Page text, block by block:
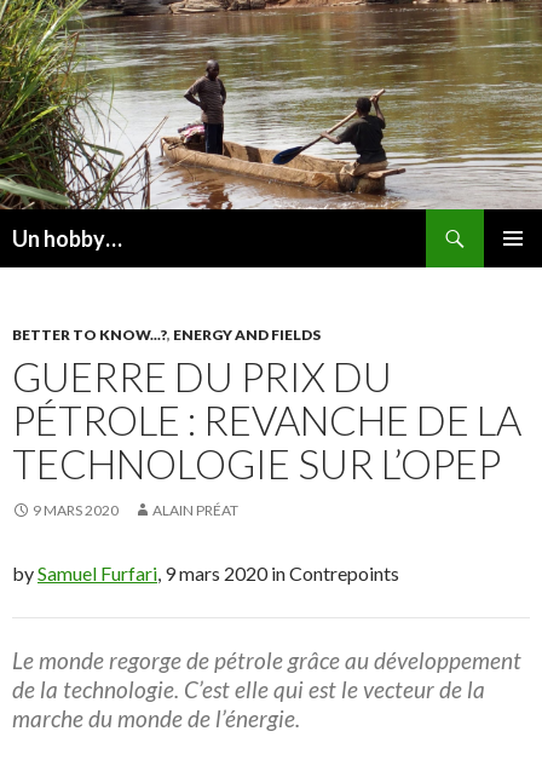
Un hobby…
BETTER TO KNOW...?, ENERGY AND FIELDS
GUERRE DU PRIX DU
PÉTROLE : REVANCHE DE LA
TECHNOLOGIE SUR L’OPEP
9 MARS 2020 ALAIN PRÉAT
bySamuel Furfari , 9 mars 2020 in Contrepoints
Le monde regorge de pétrole grâce au développement
de la technologie. C’est elle qui est le vecteur de la
marche du monde de l’énergie.